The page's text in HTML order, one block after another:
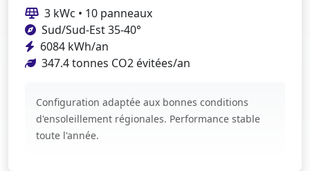
3 kWc • 10 panneaux
Sud/Sud-Est 35-40°
6084 kWh/an
347.4 tonnes CO2 évitées/an
Configuration adaptée aux bonnes conditions
d'ensoleillement régionales. Performance stable
toute l'année.